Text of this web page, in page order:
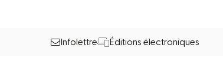
Infolettre Éditions électroniques